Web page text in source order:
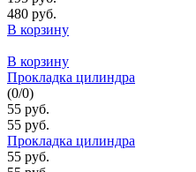
480 руб.
В корзину
В корзину
Прокладка цилиндра
(0/0)
55 руб.
55 руб.
Прокладка цилиндра
55 руб.